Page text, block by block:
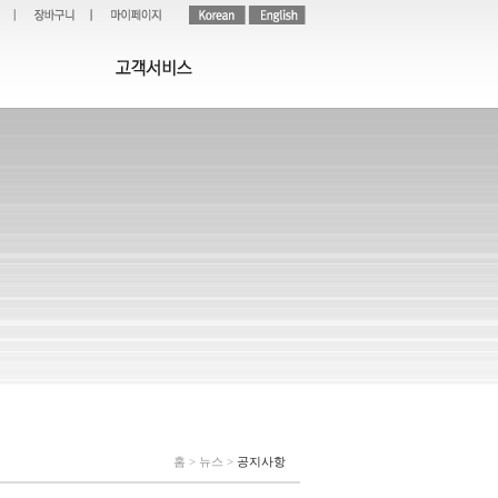
홈 > 뉴스 > 공지사항